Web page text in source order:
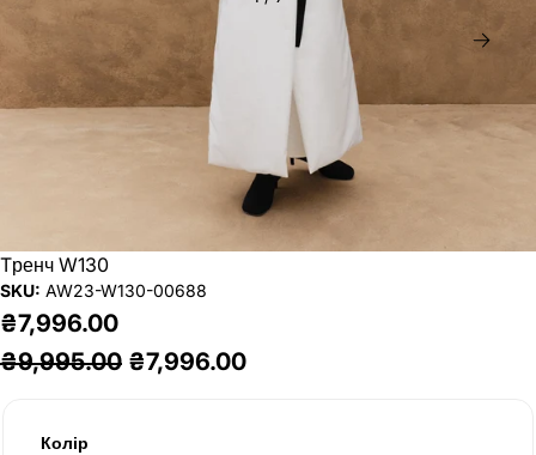
Далі
Tренч W130
SKU: AW23-W130-00688
₴7,996.00
₴9,995.00 ₴7,996.00
Колір